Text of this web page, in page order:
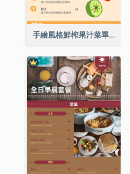
手繪風格鮮榨果汁菜單